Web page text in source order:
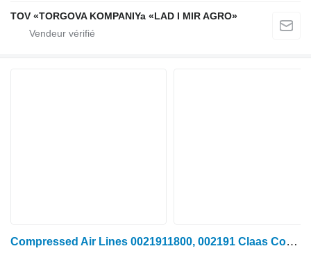
TOV «TORGOVA KOMPANIYa «LAD I MIR AGRO»
Compressed Air Lines 0021911800, 002191 Claas Conduites d'air comprimé Arion 640, 400, 500, 600 0021911800, 002191 pour tracteur à roues 640